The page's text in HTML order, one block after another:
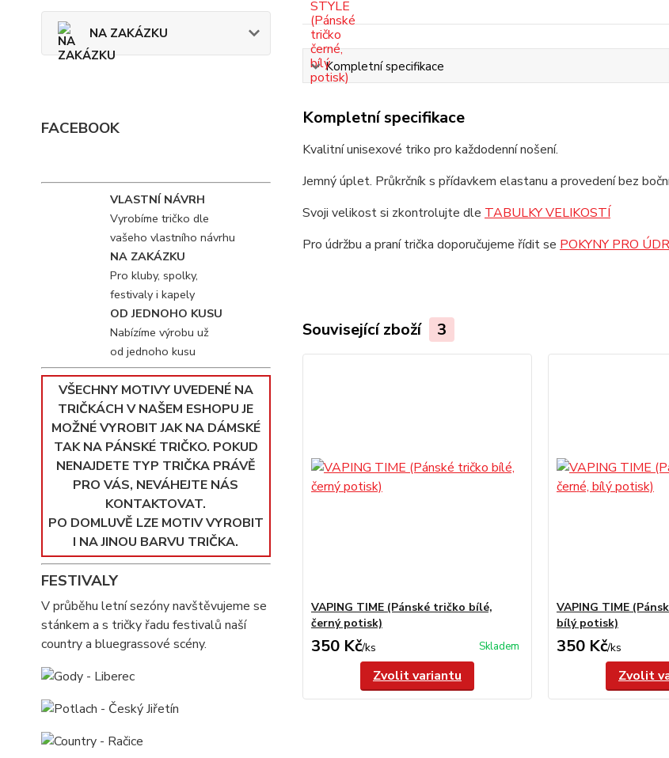
NA ZAKÁZKU
FACEBOOK
VLASTNÍ NÁVRH
Vyrobíme tričko dle
vašeho vlastního návrhu
NA ZAKÁZKU
Pro kluby, spolky,
festivaly i kapely
OD JEDNOHO KUSU
Nabízíme výrobu už
od jednoho kusu
VŠECHNY MOTIVY UVEDENÉ NA
TRIČKÁCH V NAŠEM ESHOPU JE
MOŽNÉ VYROBIT JAK NA DÁMSKÉ
TAK NA PÁNSKÉ TRIČKO. POKUD
NENAJDETE TYP TRIČKA PRÁVĚ
PRO VÁS, NEVÁHEJTE NÁS
KONTAKTOVAT.
PO DOMLUVĚ LZE MOTIV VYROBIT
I NA JINOU BARVU TRIČKA.
FESTIVALY
V průběhu letní sezóny navštěvujeme se
stánkem a s tričky řadu festivalů naší
country a bluegrassové scény.
Kompletní specifikace
Kompletní specifikace
Kvalitní unisexové triko pro každodenní nošení.
Jemný úplet. Průkrčník s přídavkem elastanu a provedení bez
Svoji velikost si zkontrolujte dle TABULKY VELIKOSTÍ
Pro údržbu a praní trička doporučujeme řídit se POKYNY PRO
Související zboží 3
VAPING TIME (Pánské tričko bílé,
černý potisk)
350 Kč/ks Skladem
Zvolit variantu
VAPING TIME
bílý potisk)
350 Kč/ks
Zvolit